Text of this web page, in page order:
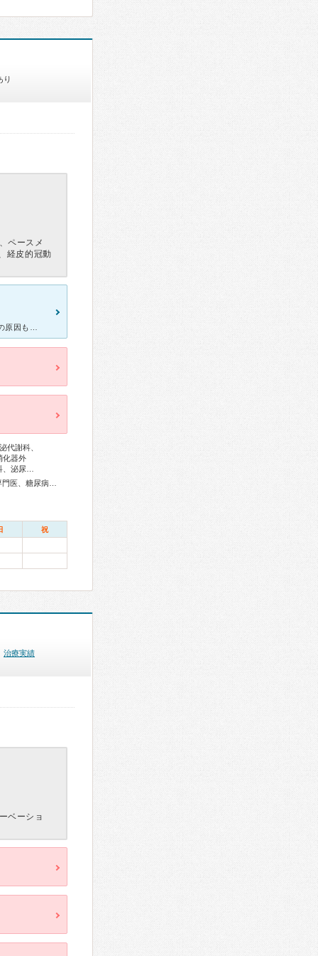
り
ペースメ
経皮的冠動
代謝科、
化器外
、泌尿…
祝
治療実績
ベーショ